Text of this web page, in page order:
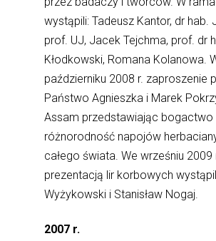
wystąpili: Tadeusz Kantor, dr hab.
prof. UJ, Jacek Tejchma, prof. dr
Kłodkowski, Romana Kolanowa.
październiku 2008 r. zaproszenie
Państwo Agnieszka i Marek
Assam przedstawiając bogactwo
różnorodność napojów
całego świata. We wrześniu 2009
prezentacją lir korbowych
Wyżykowski i Stanisław Nogaj.
2007 r.